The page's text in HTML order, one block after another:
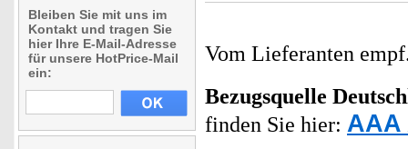
Bleiben Sie mit uns im
Kontakt und tragen Sie
hier Ihre E-Mail-Adresse
für unsere HotPrice-Mail
ein:
Vom Lieferanten
Bezugsquelle
finden Sie hier: AAA